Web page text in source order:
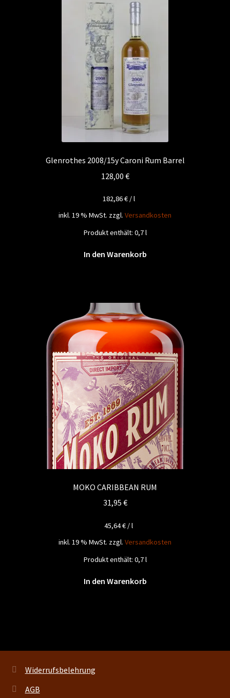
Glenrothes 2008/15y Caroni Rum Barrel
128,00 €
182,86€/l
inkl. 19 % MwSt. zzgl. Versandkosten
Produkt enthält: 0,7l
In den Warenkorb
MOKO CARIBBEAN RUM
31,95 €
45,64€ /l
inkl. 19 % MwSt. zzgl. Versandkosten
Produkt enthält: 0,7l
In den Warenkorb
Widerrufsbelehrung
AGB